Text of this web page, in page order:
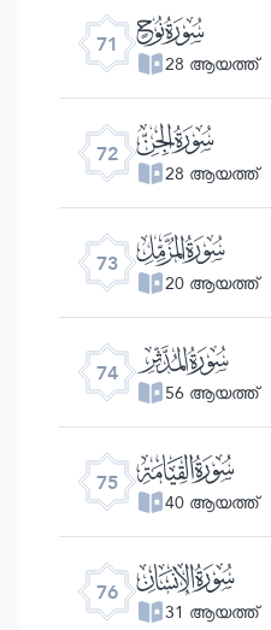
71 ﯴ
28 ആയത്ത്
72 ﯵ
28 ആയത്ത്
73 ﯶ
20 ആയത്ത്
74 ﯷ
56 ആയത്ത്
75 ﯸ
40 ആയത്ത്
76 ﯹ
31 ആയത്ത്